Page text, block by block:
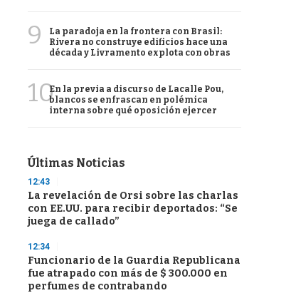
9
La paradoja en la frontera con Brasil:
Rivera no construye edificios hace una
década y Livramento explota con obras
10En la previa a discurso de Lacalle Pou,
blancos se enfrascan en polémica
interna sobre qué oposición ejercer
Últimas Noticias
12:43
La revelación de Orsi sobre las charlas
con EE.UU. para recibir deportados: “Se
juega de callado”
12:34
Funcionario de la Guardia Republicana
fue atrapado con más de $ 300.000 en
perfumes de contrabando